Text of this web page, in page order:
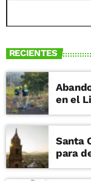
RECIENTES
en el
Santa
para